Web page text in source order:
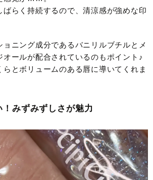
ばらく持続するので、清涼感が強めな印
ョニング成分であるバニリルブチルとメ
オールが配合されているのもポイント♪
らとボリュームのある唇に導いてくれま
みずみずしさが魅力